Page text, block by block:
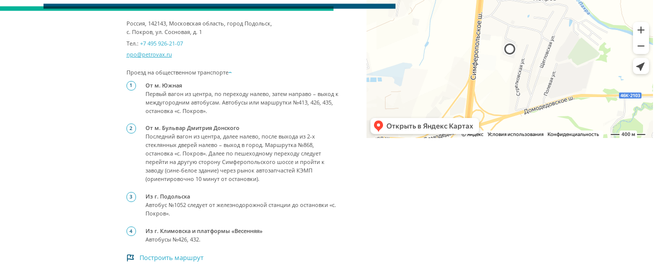
Россия, 142143, Московская область, город Подольск,
с. Покров, ул. Сосновая, д. 1
Тел.: +7 495 926-21-07
npo@petrovax.ru
Проезд на общественном транспорте
От м. Южная
Первый вагон из центра, по переходу налево, затем направо – выход к
междугородним автобусам. Автобусы или маршрутки №413, 426, 435,
остановка «с. Покров».
От м. Бульвар Дмитрия Донского
Последний вагон из центра, далее налево, после выхода из 2-х
стеклянных дверей налево – выход в город. Маршрутка №868,
остановка «с. Покров». Далее по пешеходному переходу следует
перейти на другую сторону Симферопольского шоссе и пройти к
заводу (сине-белое здание) через рынок автозапчастей КЭМП
(ориентировочно 10 минут от остановки).
Из г. Подольска
Автобус №1052 следует от железнодорожной станции до остановки «с.
Покров».
Из г. Климовска и платформы «Весенняя»
Автобусы №426, 432.
Построить маршрут